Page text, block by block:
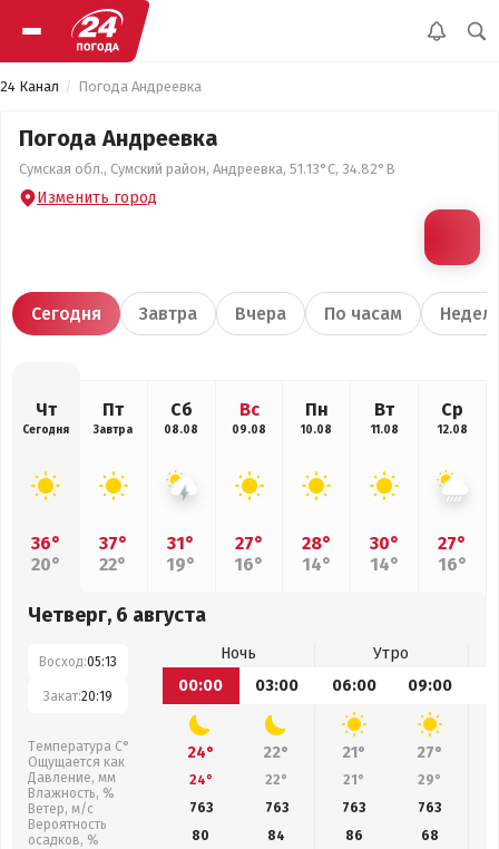
24 Канал Погода Андреевка
Погода Андреевка
Сумская обл., Сумский район, Андреевка, 51.13°С, 34.82°В
Изменить город
Сегодня Завтра Вчера По часам
Чт
Сегодня
36°
20°
Пт
Завтра
37°
22°
Сб
08.08
31°
19°
Вс
09.08
27°
16°
Пн
10.08
28°
14°
Вт
11.08
30°
14°
Ср
12.08
27°
16°
Четверг, 6 августа
Восход:05:13
Закат:20:19
Температура С°
Ощущается как
Давление, мм
Влажность, %
Ветер, м/с
Вероятность
осадков, %
Ночь
Утро
00:00
03:00 06:00 09:00
24° 22° 21° 27°
24° 22° 21° 29°
763
763 763 763
80
84 86 68